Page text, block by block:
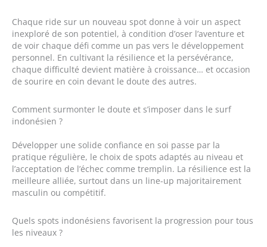
Chaque ride sur un nouveau spot donne à voir un aspect
inexploré de son potentiel, à condition d’oser l’aventure et
de voir chaque défi comme un pas vers le développement
personnel. En cultivant la résilience et la persévérance,
chaque difficulté devient matière à croissance… et occasion
de sourire en coin devant le doute des autres.
Comment surmonter le doute et s’imposer dans le surf
indonésien ?
Développer une solide confiance en soi passe par la
pratique régulière, le choix de spots adaptés au niveau et
l’acceptation de l’échec comme tremplin. La résilience est la
meilleure alliée, surtout dans un line-up majoritairement
masculin ou compétitif.
Quels spots indonésiens favorisent la progression pour tous
les niveaux ?